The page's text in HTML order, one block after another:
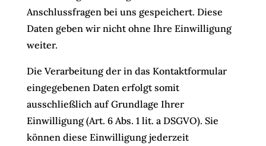
Anschlussfragen bei uns gespeichert. Diese
Daten geben wir nicht ohne Ihre Einwilligung
weiter.
Die Verarbeitung der in das Kontaktformular
eingegebenen Daten erfolgt somit
ausschließlich auf Grundlage Ihrer
Einwilligung (Art. 6 Abs. 1 lit. a DSGVO). Sie
können diese Einwilligung jederzeit